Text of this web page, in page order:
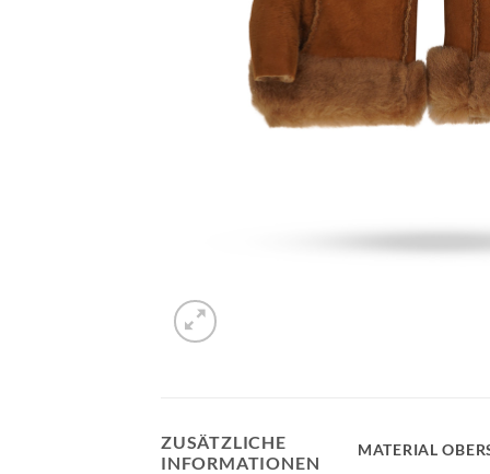
ZUSÄTZLICHE
INFORMATIONEN
MATERIAL